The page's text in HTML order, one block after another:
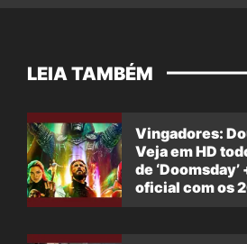
LEIA TAMBÉM
Vingadores:
Veja em HD
de ‘Doomsday’
oficial com os